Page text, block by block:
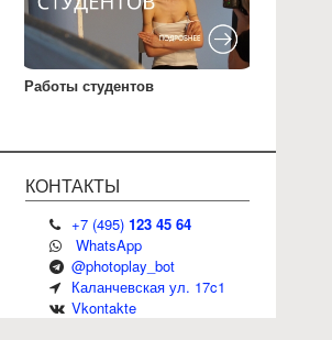
Работы студентов
КОНТАКТЫ
+7 (495)123 45 64
WhatsApp
@photoplay_bot
Каланчевская ул. 17c1
Vkontakte